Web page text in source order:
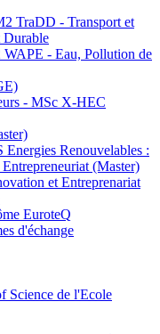
TraDD - Transport et
Durable
- Eau, Pollution de
- MSc X-HEC
Renouvelables :
(Master)
et Entreprenariat
EuroteQ
d'échange
Science de l'Ecole